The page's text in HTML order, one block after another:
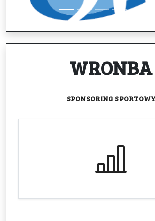
WRONBA
SPONSORING SPORTOWY